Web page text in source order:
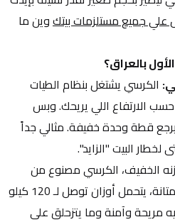
جميع مستلزمات بيتك
بالعراق؟
البيت "الزايد".